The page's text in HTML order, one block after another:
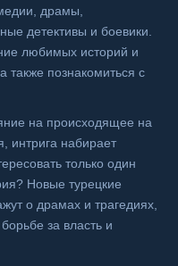
драмы,
детективы и боевики.
любимых историй и
также познакомиться с
на происходящее на
интрига набирает
только один
Новые турецкие
о драмах и трагедиях,
за власть и